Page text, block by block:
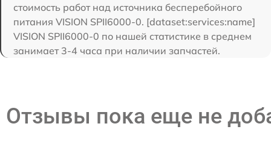
стоимость работ над источника бесперебойного
питания VISION SPII6000-0. [dataset:services:name]
VISION SPII6000-0 по нашей статистике в среднем
занимает 3-4 часа при наличии запчастей.
Отзывы пока еще не